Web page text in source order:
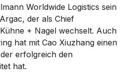
Worldwide Logistics sein
der als Chief
+ Nagel wechselt. Auch
hat mit Cao Xiuzhang einen
erfolgreich den
hat.